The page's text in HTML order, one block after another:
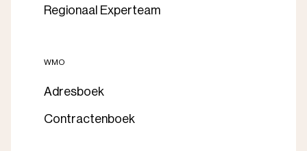
Regionaal Experteam
WMO
Adresboek
Contractenboek